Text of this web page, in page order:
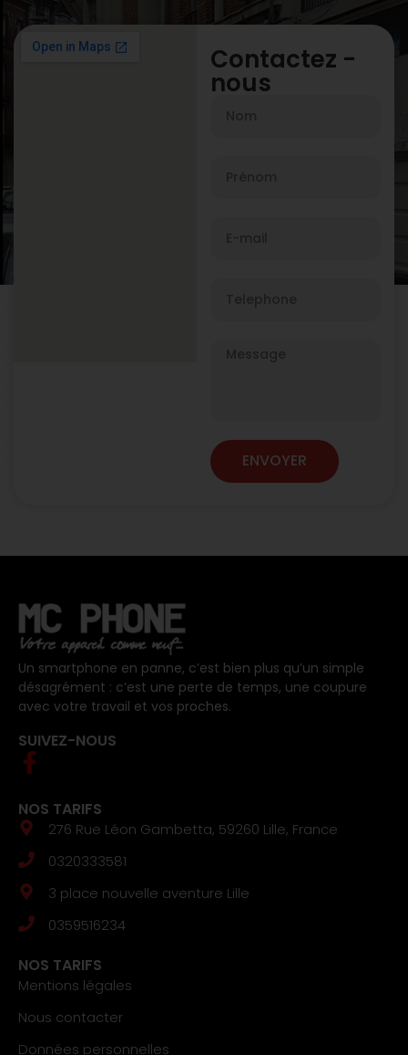
Contactez -
nous
ENVOYER
Un smartphone en panne, c’est bien plus qu’un simple
désagrément : c’est une perte de temps, une coupure
avec votre travail et vos proches.
SUIVEZ-NOUS
NOS TARIFS
276 Rue Léon Gambetta, 59260 Lille, France
0320333581
3 place nouvelle aventure Lille
0359516234
NOS TARIFS
Mentions légales
Nous contacter
Données personnelles